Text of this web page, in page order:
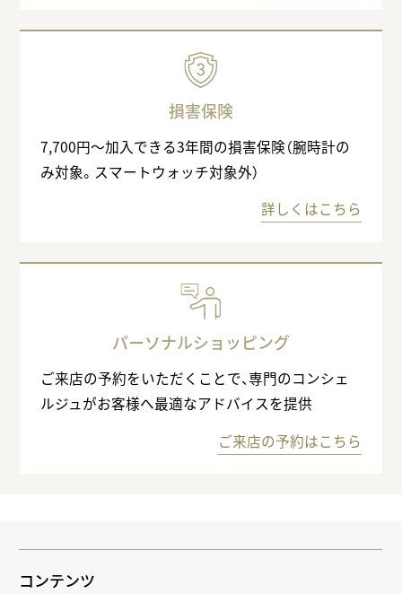
損害保険
7,700円〜加入できる3年間の損害保険（腕時計の
み対象。スマートウォッチ対象外）
詳しくはこちら
パーソナルショッピング
ご来店の予約をいただくことで、専門のコンシェ
ルジュがお客様へ最適なアドバイスを提供
ご来店の予約はこちら
コンテンツ